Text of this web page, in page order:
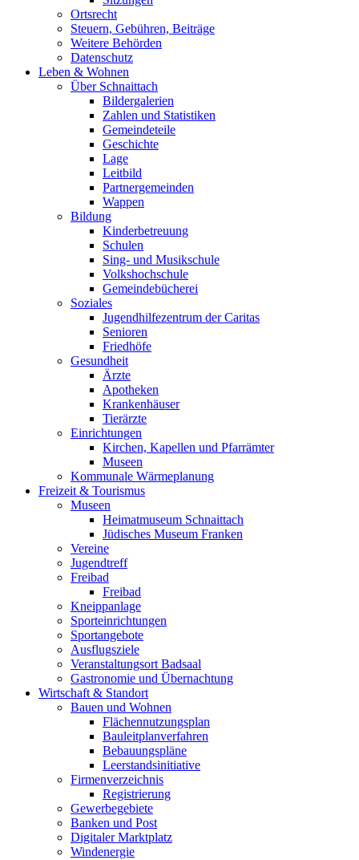
Ortsrecht
Steuern, Gebühren, Beiträge
Weitere Behörden
Datenschutz
Leben & Wohnen
Über Schnaittach
Bildergalerien
Zahlen und Statistiken
Gemeindeteile
Geschichte
Lage
Leitbild
Partnergemeinden
Wappen
Bildung
Kinderbetreuung
Schulen
Sing- und Musikschule
Volkshochschule
Gemeindebücherei
Soziales
Jugendhilfezentrum der Caritas
Senioren
Friedhöfe
Gesundheit
Ärzte
Apotheken
Krankenhäuser
Tierärzte
Einrichtungen
Kirchen, Kapellen und Pfarrämter
Museen
Kommunale Wärmeplanung
Freizeit & Tourismus
Museen
Heimatmuseum Schnaittach
Jüdisches Museum Franken
Vereine
Jugendtreff
Freibad
Freibad
Kneippanlage
Sporteinrichtungen
Sportangebote
Ausflugsziele
Veranstaltungsort Badsaal
Gastronomie und Übernachtung
Wirtschaft & Standort
Bauen und Wohnen
Flächennutzungsplan
Bauleitplanverfahren
Bebauungspläne
Leerstandsinitiative
Firmenverzeichnis
Registrierung
Gewerbegebiete
Banken und Post
Digitaler Marktplatz
Windenergie